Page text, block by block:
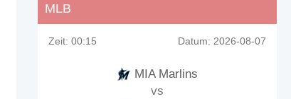
MLB
Zeit: 00:15 Datum: 2026-08-07
MIA Marlins
vs